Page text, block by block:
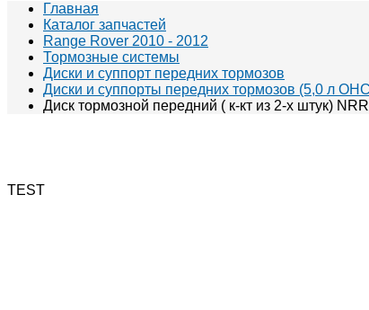
Главная
Каталог запчастей
Range Rover 2010 - 2012
Тормозные системы
Диски и суппорт передних тормозов
Диски и суппорты передних тормозов (5,0 л
Диск тормозной передний ( к-кт из 2-х штук)
TEST